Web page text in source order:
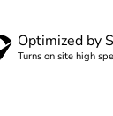
Optimized by
Turns on site high